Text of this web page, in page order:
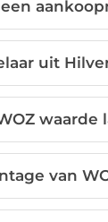
uit
waarde
van